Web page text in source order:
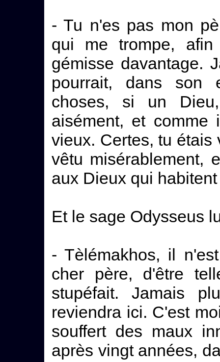
- Tu n'es pas mon
qui me trompe,
gémisse davantage.
pourrait, dans son
choses, si un
aisément, et
vieux. Certes, tu étais
vêtu misérablement,
aux Dieux qui
Et le sage Odysseus
- Tèlémakhos, il
cher père, d'être
stupéfait. Jamais
reviendra ici. C'est
souffert des maux
après vingt années,